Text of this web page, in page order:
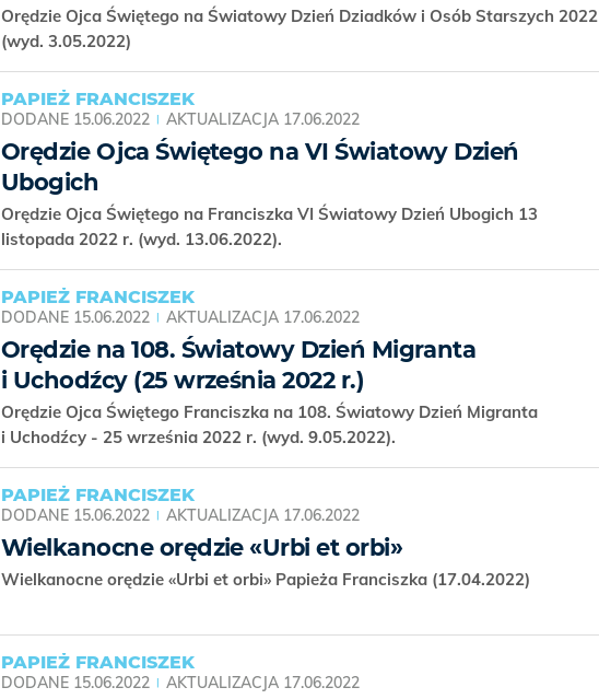
Orędzie Ojca Świętego na Światowy Dzień Dziadków i Osób Starszych 2022
(wyd. 3.05.2022)
PAPIEŻ FRANCISZEK
DODANE 15.06.2022 AKTUALIZACJA 17.06.2022
Orędzie Ojca Świętego na VI Światowy Dzień
Ubogich
Orędzie Ojca Świętego na Franciszka VI Światowy Dzień Ubogich 13
listopada 2022 r. (wyd. 13.06.2022).
PAPIEŻ FRANCISZEK
DODANE 15.06.2022 AKTUALIZACJA 17.06.2022
Orędzie na 108. Światowy Dzień Migranta
i Uchodźcy (25 września 2022 r.)
Orędzie Ojca Świętego Franciszka na 108. Światowy Dzień Migranta
i Uchodźcy - 25 września 2022 r. (wyd. 9.05.2022).
PAPIEŻ FRANCISZEK
DODANE 15.06.2022 AKTUALIZACJA 17.06.2022
Wielkanocne orędzie «Urbi et orbi»
Wielkanocne orędzie «Urbi et orbi» Papieża Franciszka (17.04.2022)
PAPIEŻ FRANCISZEK
DODANE 15.06.2022 AKTUALIZACJA 17.06.2022